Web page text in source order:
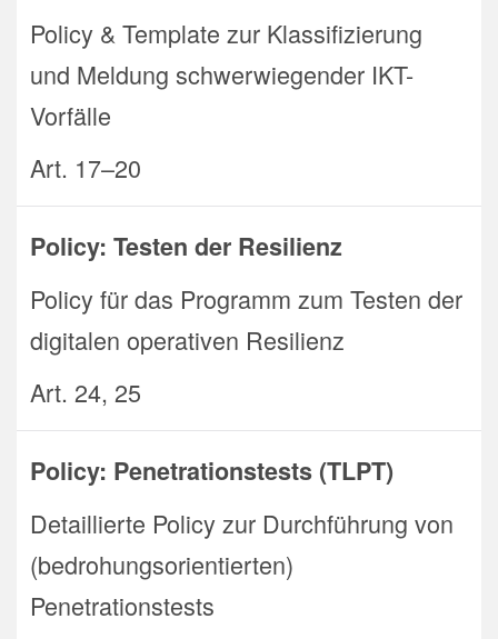
Policy & Template zur Klassifizierung
und Meldung schwerwiegender IKT-
Vorfälle
Art. 17–20
Policy: Testen der Resilienz
Policy für das Programm zum Testen der
digitalen operativen Resilienz
Art. 24, 25
Policy: Penetrationstests (TLPT)
Detaillierte Policy zur Durchführung von
(bedrohungsorientierten)
Penetrationstests